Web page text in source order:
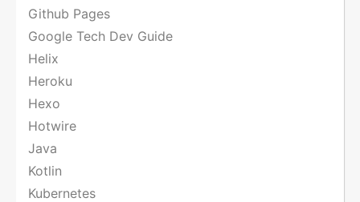
Github Pages
Google Tech Dev Guide
Helix
Heroku
Hexo
Hotwire
Java
Kotlin
Kubernetes